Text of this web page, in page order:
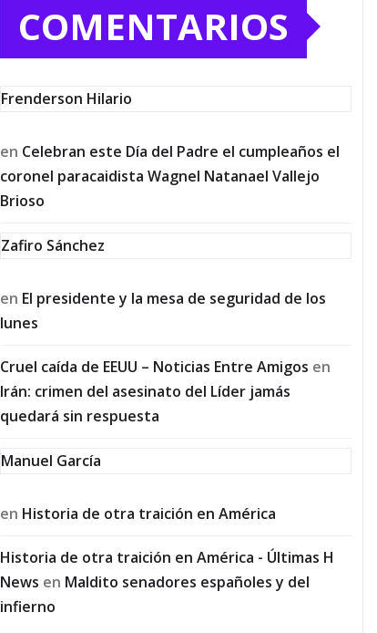
COMENTARIOS
Frenderson Hilario
en Celebran este Día del Padre el cumpleaños el
coronel paracaidista Wagnel Natanael Vallejo
Brioso
Zafiro Sánchez
en El presidente y la mesa de seguridad de los
lunes
Cruel caída de EEUU – Noticias Entre Amigos en
Irán: crimen del asesinato del Líder jamás
quedará sin respuesta
Manuel García
en Historia de otra traición en América
Historia de otra traición en América - Últimas H
News en Maldito senadores españoles y del
infierno